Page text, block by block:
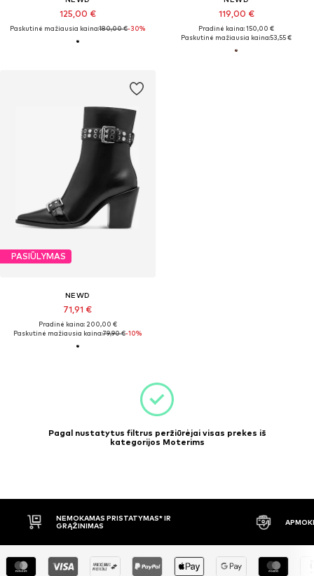
125,00 €
Paskutinė mažiausia kaina:180,00 €-30%
119,00 €
Pradinė kaina: 150,00 €
Paskutinė mažiausia kaina:53,55 €
PASIŪLYMAS
NEWD
71,91 €
Pradinė kaina: 200,00 €
Paskutinė mažiausia kaina:79,90 €-10%
Pagal nustatytus filtrus peržiūrėjai visas prekes iš
kategorijos Moterims
NEMOKAMAS PRISTATYMAS* IR
GRĄŽINIMAS